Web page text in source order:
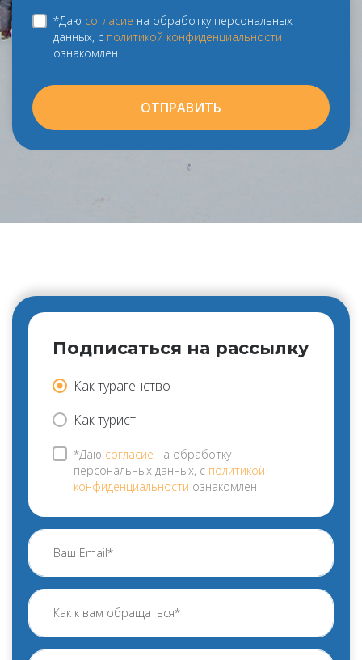
*Даю согласие на обработку персональных
данных, с политикой конфиденциальности
ознакомлен
ОТПРАВИТЬ
Подписаться на рассылку
Как турагенство
Как турист
*Даю согласие на обработку
персональных данных, с политикой
конфиденциальности ознакомлен